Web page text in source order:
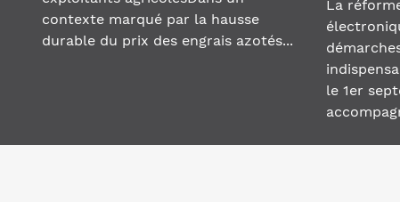
contexte marqué par la hausse
durable du prix des engrais azotés...
La
le 1er